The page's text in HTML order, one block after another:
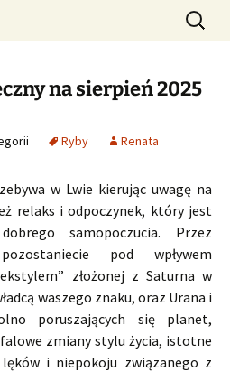
horoskop
i
astrologiczne
Szukaj:
na sierpień 2025
Ryby Renata
w Lwie kierując uwagę na
relaks i odpoczynek, który jest
samopoczucia. Przez
pod wpływem
złożonej z Saturna w
waszego znaku, oraz Urana i
poruszających się planet,
zmiany stylu życia, istotne
i niepokoju związanego z